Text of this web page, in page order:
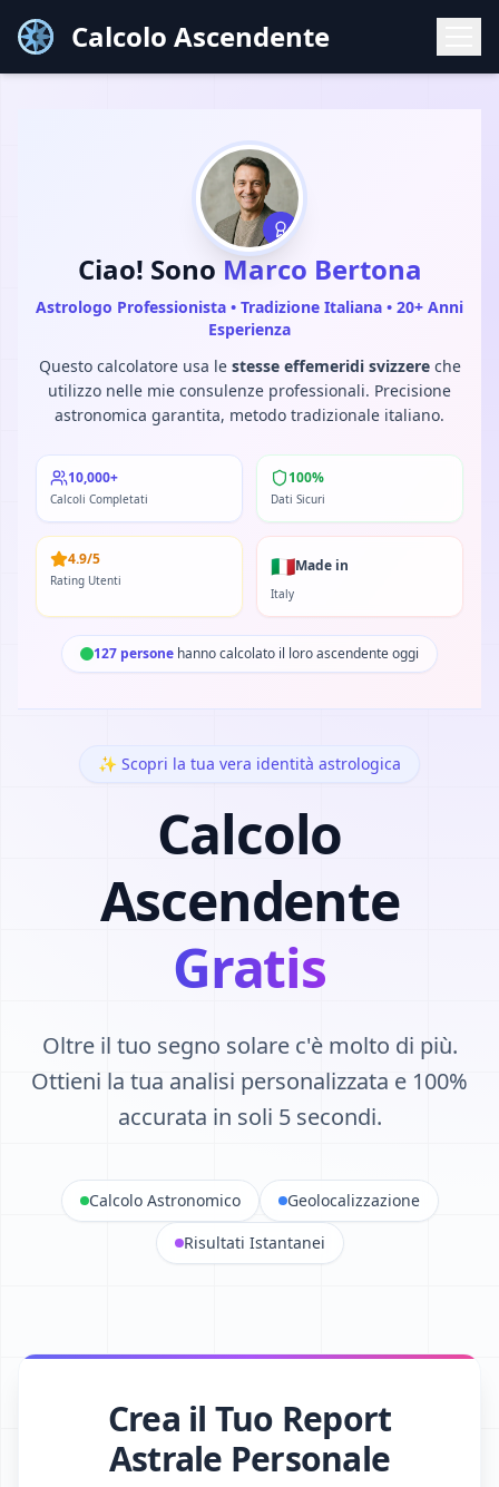
Calcolo Ascendente
Ciao! Sono Marco Bertona
Astrologo Professionista • Tradizione Italiana • 20+ Anni
Esperienza
Questo calcolatore usa le stesse effemeridi svizzereche
utilizzo nelle mie consulenze professionali. Precisione
astronomica garantita, metodo tradizionale italiano.
10,000+
Calcoli Completati
100%
Dati Sicuri
4.9/5
Rating Utenti
🇮🇹Made in
Italy
127 persone hanno calcolato il loro ascendente oggi
✨ Scopri la tua vera identità astrologica
Calcolo
Ascendente
Gratis
Oltre il tuo segno solare c'è molto di più.
Ottieni la tua analisi personalizzata e 100%
accurata in soli 5 secondi.
Calcolo Astronomico
Geolocalizzazione
Risultati Istantanei
Crea il Tuo Report
Astrale Personale